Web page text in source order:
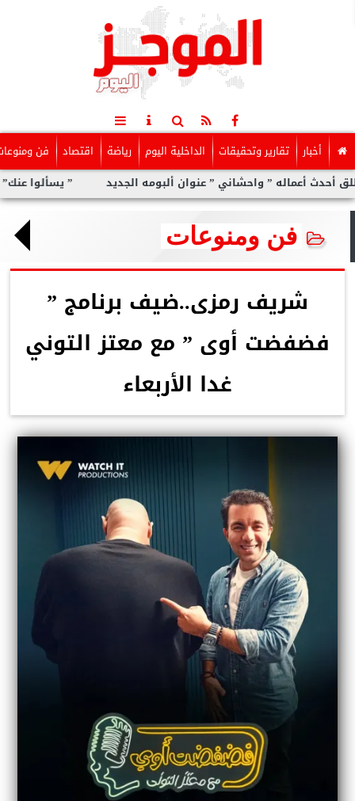
أخبار تقارير وتحقيقات الداخلية اليوم رياضة اقتصاد فن
” يسألوا عنك” أولى ” واحشاني ” عنوان ألبومه الجديد
فن ومنوعات
شريف رمزى..ضيف برنامج ”
فضفضت أوى ” مع معتز التوني
غدا الأربعاء